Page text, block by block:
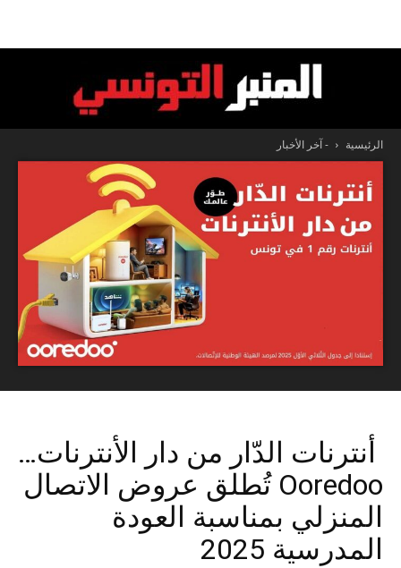
المنبر
التونسي
الرئيسية - آخر الأخبار
أنترنات الدّار من دار الأنترنات…
Ooredoo تُطلق عروض الاتصال
المنزلي بمناسبة العودة
المدرسية 2025